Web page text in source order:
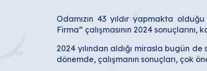
Odamızın 43 yıldır yapmakta
Firma” çalışmasının 2024 sonuçlarını,
2024 yılından aldığı mirasla bugün
dönemde, çalışmanın sonuçları, çok